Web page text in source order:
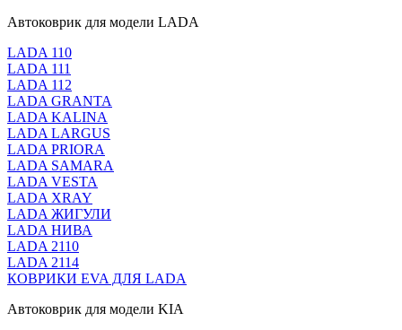
Автоковрик для модели LADA
LADA 110
LADA 111
LADA 112
LADA GRANTA
LADA KALINA
LADA LARGUS
LADA PRIORA
LADA SAMARA
LADA VESTA
LADA XRAY
LADA ЖИГУЛИ
LADA НИВА
LADA 2110
LADA 2114
КОВРИКИ EVA ДЛЯ LADA
Автоковрик для модели KIA